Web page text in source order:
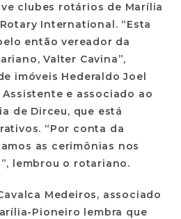
clubes rotários de Marília
International. “Esta
então vereador da
Valter Cavina”,
imóveis Hederaldo Joel
e associado ao
de Dirceu, que está
“Por conta da
as cerimônias nos
lembrou o rotariano.
Medeiros, associado
Pioneiro lembra que